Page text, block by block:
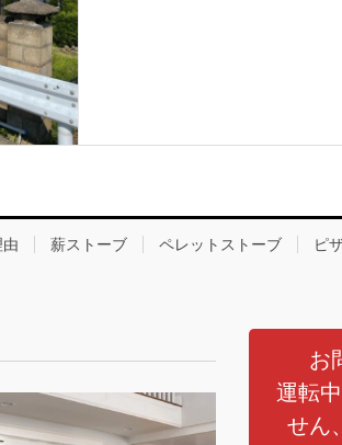
薪ストーブ ペレットストーブ ピ
お
運転
せん